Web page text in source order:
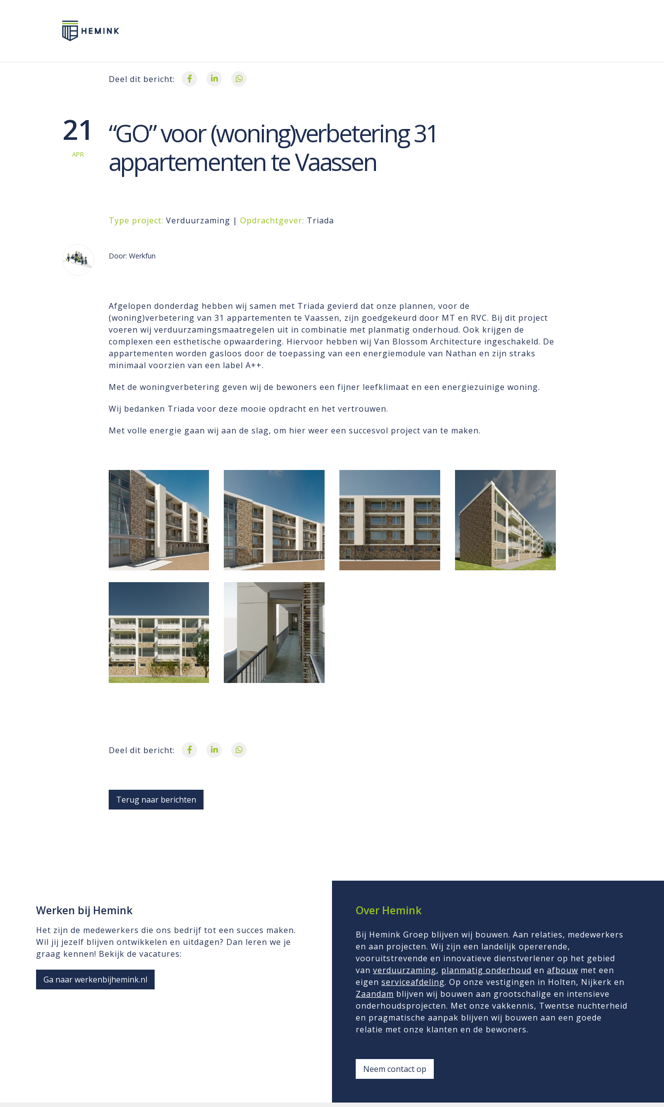
Deel dit bericht:
21
APR
“GO” voor (woning)verbetering 31
appartementen te Vaassen
Type project: Verduurzaming | Opdrachtgever: Triada
Door: Werkfun
Afgelopen donderdag hebben wij samen met Triada gevierd dat onze plannen, voor de
(woning)verbetering van 31 appartementen te Vaassen, zijn goedgekeurd door MT en RVC. Bij dit project
voeren wij verduurzamingsmaatregelen uit in combinatie met planmatig onderhoud. Ook krijgen de
complexen een esthetische opwaardering. Hiervoor hebben wij Van Blossom Architecture ingeschakeld. De
appartementen worden gasloos door de toepassing van een energiemodule van Nathan en zijn straks
minimaal voorzien van een label A++.
Met de woningverbetering geven wij de bewoners een fijner leefklimaat en een energiezuinige woning.
Wij bedanken Triada voor deze mooie opdracht en het vertrouwen.
Met volle energie gaan wij aan de slag, om hier weer een succesvol project van te maken.
Deel dit bericht:
Terug naar berichten
Werken bij Hemink
Het zijn de medewerkers die ons bedrijf tot een succes maken.
Wil jij jezelf blijven ontwikkelen en uitdagen? Dan leren we je
graag kennen! Bekijk de vacatures:
Ga naar werkenbijhemink.nl
Over Hemink
Bij Hemink Groep blijven wij bouwen. Aan relaties, medewerkers
en aan projecten. Wij zijn een landelijk opererende,
vooruitstrevende en innovatieve dienstverlener op het gebied
van verduurzaming, planmatig onderhoud en afbouw met een
eigen serviceafdeling. Op onze vestigingen in Holten, Nijkerk en
Zaandam blijven wij bouwen aan grootschalige en intensieve
onderhoudsprojecten. Met onze vakkennis, Twentse nuchterheid
en pragmatische aanpak blijven wij bouwen aan een goede
relatie met onze klanten en de bewoners.
Neem contact op